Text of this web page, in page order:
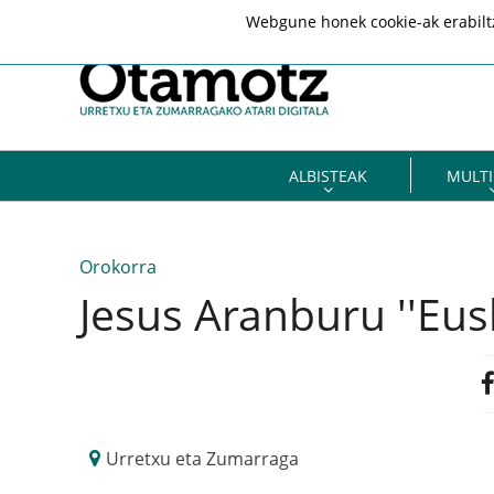
ALBISTEAK
Orokorra
Jesus Aranburu
Urretxu eta Zumarraga
Webgune honek cookie-ak